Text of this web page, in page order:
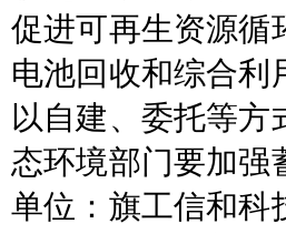
促进可再生资源循
电池回收和综合利
以自建、委托等
态环境部门要加强
单位：旗工信和科